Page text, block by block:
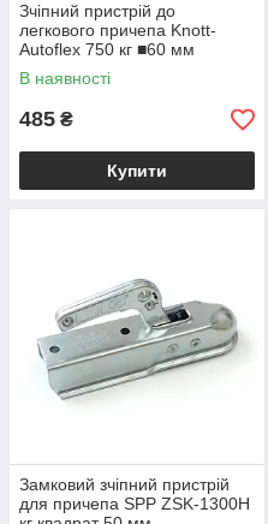
Зчіпний пристрій до
легкового причепа Knott-
Autoflex 750 кг ■60 мм
6E0548.001
В наявності
485 ₴
Купити
Замковий зчіпний пристрій
для причепа SPP ZSK-1300H